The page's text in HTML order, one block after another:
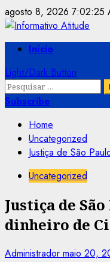
Skip
to
content
agosto 8, 2026 7:02:25
PrimaryInício
Light/Dark Button
Pesquisar
por:
Subscribe
Home
Uncategorized
Justiça de São
Uncategorized
Justiça de
dinheiro de
Administrador maio 20,